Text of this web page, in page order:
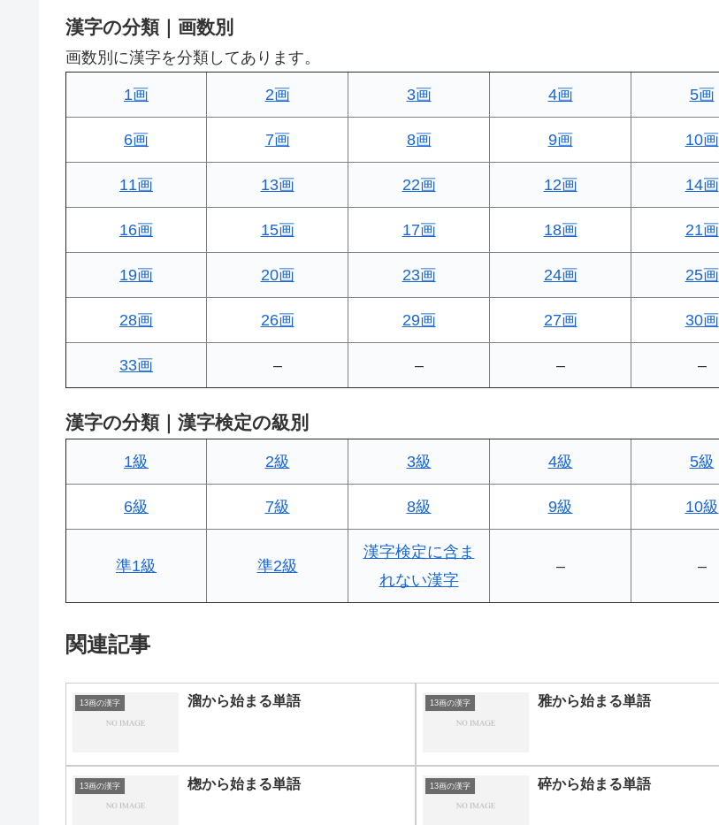
漢字の分類｜画数別
画数別に漢字を分類してあります。
1画 2画 3画 4画 5画
6画 7画 8画 9画 10画
11画 13画 22画 12画 14画
16画 15画 17画 18画 21画
19画 20画 23画 24画 25画
28画 26画 29画 27画 30画
33画 – – – –
漢字の分類｜漢字検定の級別
1級 2級 3級 4級 5級
6級 7級 8級 9級 10級
準1級 準2級
漢字検定に含ま
れない漢字
– –
関連記事
13画の漢字 溜から始まる単語 13画の漢字 雅から始まる単語
13画の漢字 楤から始まる単語 13画の漢字 碎から始まる単語